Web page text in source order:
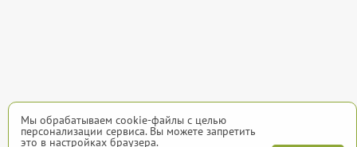
Мы обрабатываем cookie-файлы с целью
персонализации сервиса. Вы можете запретить
это в настройках браузера.